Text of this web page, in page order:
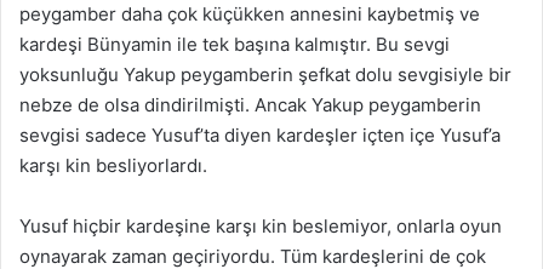
peygamber daha çok küçükken annesini kaybetmiş ve
kardeşi Bünyamin ile tek başına kalmıştır. Bu sevgi
yoksunluğu Yakup peygamberin şefkat dolu sevgisiyle bir
nebze de olsa dindirilmişti. Ancak Yakup peygamberin
sevgisi sadece Yusuf’ta diyen kardeşler içten içe Yusuf’a
karşı kin besliyorlardı.
Yusuf hiçbir kardeşine karşı kin beslemiyor, onlarla oyun
oynayarak zaman geçiriyordu. Tüm kardeşlerini de çok